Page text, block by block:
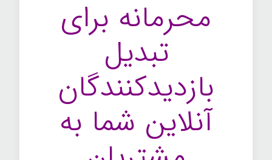
محرمانه برای
تبدیل
بازدیدکنندگان
آنلاین شما به